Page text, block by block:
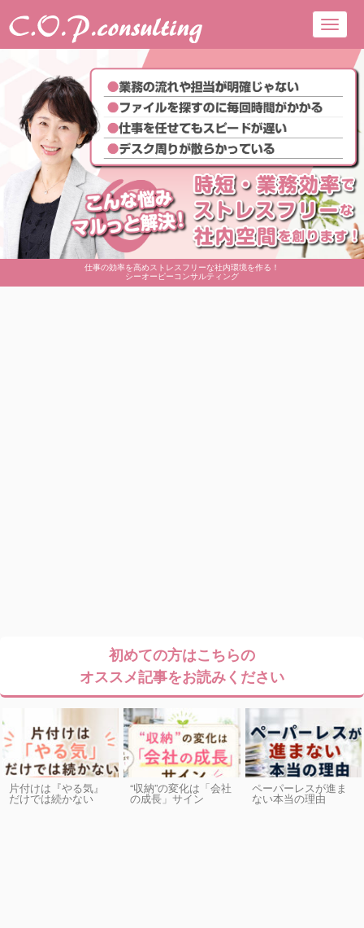
仕事の効率を高めストレスフリーな社内環境を作る！
シーオーピーコンサルティング
初めての方はこちらの
オススメ記事をお読みください
片付けは『やる気』
だけでは続かない
“収納”の変化は「会社
の成長」サイン
ペーパーレスが進ま
ない本当の理由